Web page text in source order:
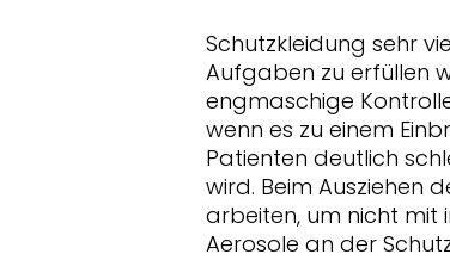
Schutzkleidung sehr
Aufgaben zu erfüllen
engmaschige
wenn es zu einem
Patienten deutlich
wird. Beim Ausziehen
arbeiten, um nicht mit
Aerosole an der